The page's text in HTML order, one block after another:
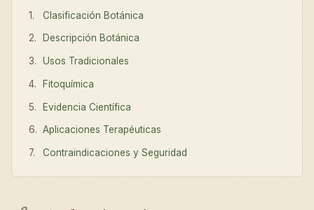
Clasificación Botánica
Descripción Botánica
Usos Tradicionales
Fitoquímica
Evidencia Científica
Aplicaciones Terapéuticas
Contraindicaciones y Seguridad